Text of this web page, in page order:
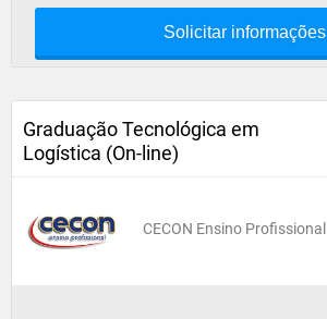
Solicitar informações
Graduação Tecnológica em
Logística (On-line)
CECON Ensino Profissional